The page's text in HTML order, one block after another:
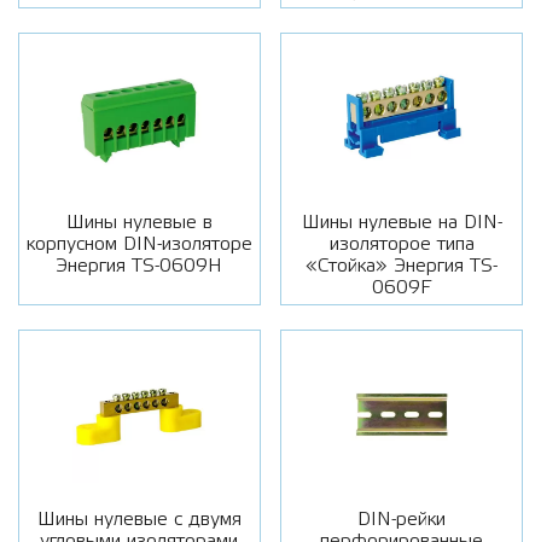
Шины нулевые в
корпусном DIN-изоляторе
Энергия TS-0609H
Шины нулевые на DIN-
изоляторое типа
«Стойка» Энергия TS-
0609F
Шины нулевые с двумя
DIN-рейки